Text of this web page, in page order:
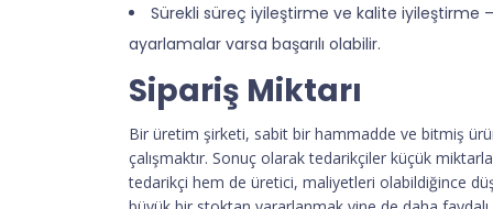
Sürekli süreç iyileştirme ve kalite
ayarlamalar varsa başarılı olabilir.
Sipariş Miktarı
Bir üretim şirketi, sabit bir hammadde ve bitmiş
çalışmaktır. Sonuç olarak tedarikçiler küçük
tedarikçi hem de üretici, maliyetleri olabildiğince